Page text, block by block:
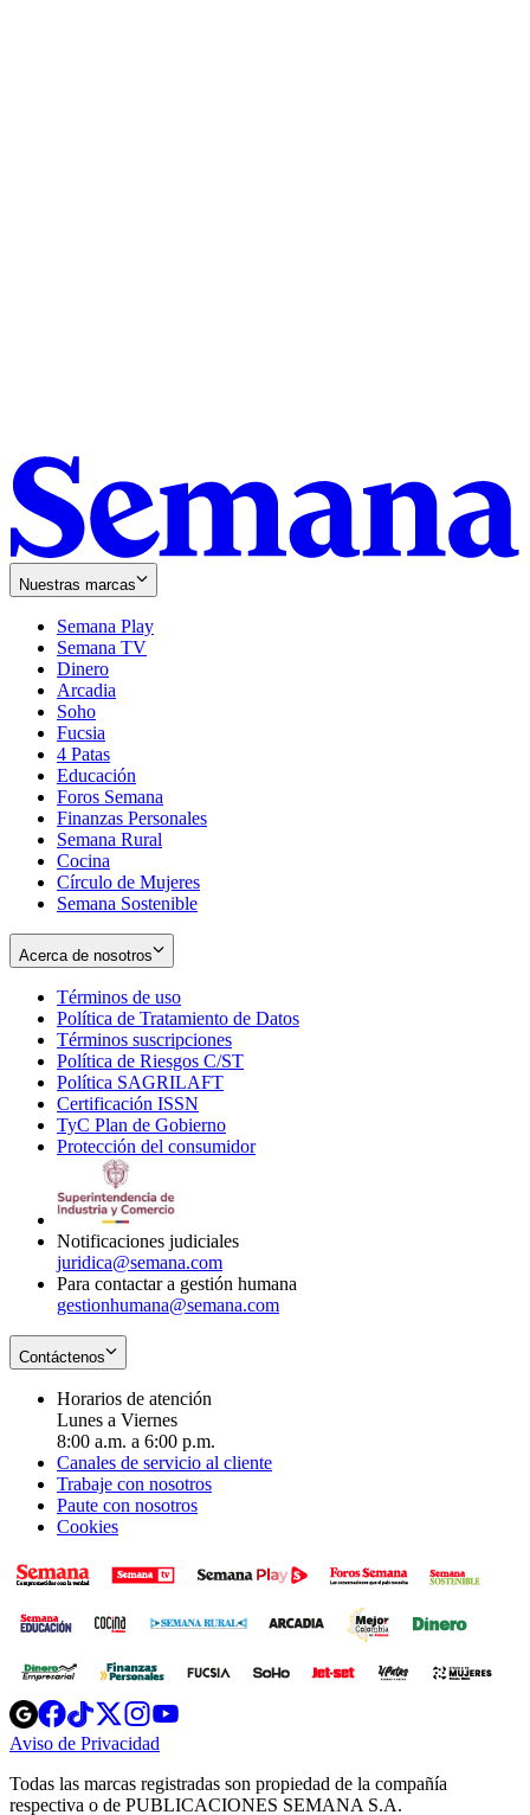
Nuestras marcas
Semana Play
Semana TV
Dinero
Arcadia
Soho
in
new
window
Fucsia
in
new
window
4 Patas
Educación
Foros Semana
Finanzas Personales
Semana Rural
Cocina
Círculo de Mujeres
Semana Sostenible
Acerca de nosotros
Términos de uso
in
new
window
Política de Tratamiento de Datos
Términos suscripciones
in
Política de Riesgos C/ST
Política SAGRILAFT
new
window
Certificación ISSN
in
new
TyC Plan de Gobierno
in
Protección del consumidorOpens
Notificaciones judiciales
juridica@semana.com
Para contactar a gestión humana
gestionhumana@semana.com
Contáctenos
Horarios de atención
Lunes a Viernes
8:00 a.m. a 6:00 p.m.
Canales de servicio al cliente
Trabaje con nosotros
Paute con nosotros
Cookies
Opens
in
new
Opens
in
new
Opens
in
new
window
Opens
new
windowwindow
Aviso de Privacidad
new
window
Todas las marcas registradas son propiedad de la compañía
respectiva o de PUBLICACIONES SEMANA S.A.